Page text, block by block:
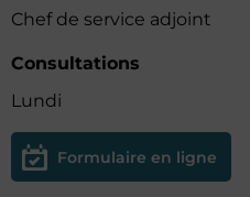
Chef de service adjoint
Consultations
Lundi
Formulaire en ligne